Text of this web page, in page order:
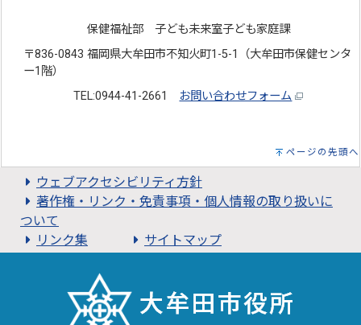
保健福祉部 子ども未来室子ども家庭課
〒836-0843 福岡県大牟田市不知火町1-5-1（大牟田市保健センタ
ー1階）
TEL:0944-41-2661
お問い合わせフォーム
ページの先頭へ
ウェブアクセシビリティ方針
著作権・リンク・免責事項・個人情報の取り扱いに
ついて
リンク集
サイトマップ